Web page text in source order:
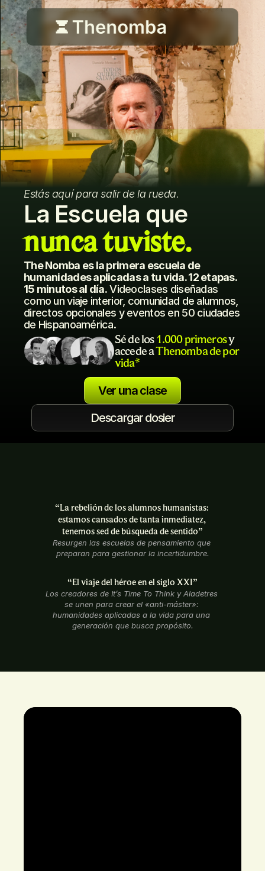
La Escuela que
nunca tuviste.
The Nomba es la primera escuela de
humanidades aplicadas a tu vida. 12 etapas.
15 minutos al día. Videoclases diseñadas
como un viaje interior, comunidad de alumnos,
directos opcionales y eventos en 50 ciudades
de Hispanoamérica.
Sé de los 1.000 primeros y
accede a Thenomba de por
vida*
Estás aquí para salir de la rueda.
Ver una clase
Descargar dosier
“La rebelión de los alumnos humanistas:
estamos cansados de tanta inmediatez,
tenemos sed de búsqueda de sentido”
Resurgen las escuelas de pensamiento que
preparan para gestionar la incertidumbre.
“El viaje del héroe en el siglo XXI”
Los creadores de It’s Time To Think y Aladetres
se unen para crear el «anti-máster»:
humanidades aplicadas a la vida para una
generación que busca propósito.